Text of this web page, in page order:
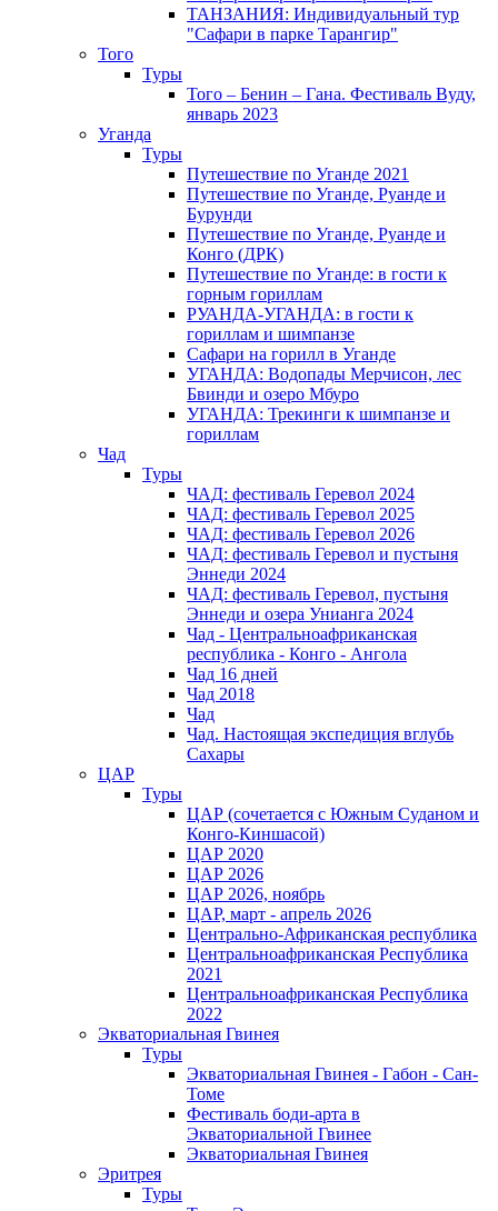
ТАНЗАНИЯ: Индивидуальный тур
"Сафари в парке Тарангир"
Того
Туры
Того – Бенин – Гана. Фестиваль Вуду,
январь 2023
Уганда
Туры
Путешествие по Уганде 2021
Путешествие по Уганде, Руанде и
Бурунди
Путешествие по Уганде, Руанде и
Конго (ДРК)
Путешествие по Уганде: в гости к
горным гориллам
РУАНДА-УГАНДА: в гости к
гориллам и шимпанзе
Сафари на горилл в Уганде
УГАНДА: Водопады Мерчисон, лес
Бвинди и озеро Мбуро
УГАНДА: Трекинги к шимпанзе и
гориллам
Чад
Туры
ЧАД: фестиваль Геревол 2024
ЧАД: фестиваль Геревол 2025
ЧАД: фестиваль Геревол 2026
ЧАД: фестиваль Геревол и пустыня
Эннеди 2024
ЧАД: фестиваль Геревол, пустыня
Эннеди и озера Унианга 2024
Чад - Центральноафриканская
республика - Конго - Ангола
Чад 16 дней
Чад 2018
Чад
Чад. Настоящая экспедиция вглубь
Сахары
ЦАР
Туры
ЦАР (сочетается с Южным Суданом и
Конго-Киншасой)
ЦАР 2020
ЦАР 2026
ЦАР 2026, ноябрь
ЦАР, март - апрель 2026
Центрально-Африканская республика
Центральноафриканская Республика
2021
Центральноафриканская Республика
2022
Экваториальная Гвинея
Туры
Экваториальная Гвинея - Габон - Сан-
Томе
Фестиваль боди-арта в
Экваториальной Гвинее
Экваториальная Гвинея
Эритрея
Туры